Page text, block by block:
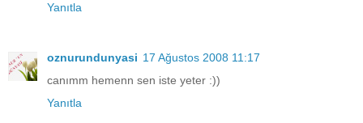
Yanıtla
oznurundunyasi 17 Ağustos 2008 11:17
canımm hemenn sen iste yeter :))
Yanıtla